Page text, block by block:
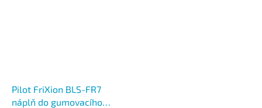
Pilot FriXion BLS-FR7
náplň do gumovacího